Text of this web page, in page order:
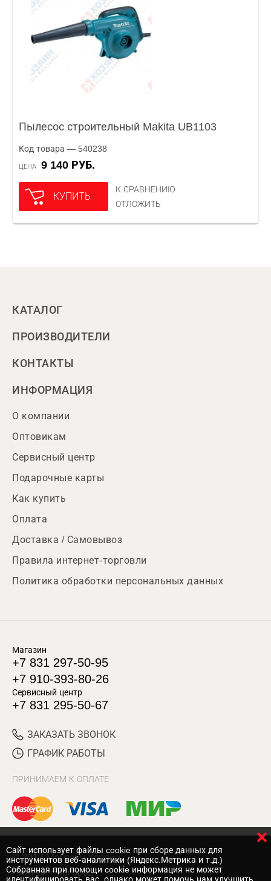
Пылесос строительный Makita UB1103
Код товара — 540238
ЦЕНА 9 140 РУБ.
КУПИТЬ
К СРАВНЕНИЮ
ОТЛОЖИТЬ
КАТАЛОГ
ПРОИЗВОДИТЕЛИ
КОНТАКТЫ
ИНФОРМАЦИЯ
О компании
Оптовикам
Сервисный центр
Подарочные карты
Как купить
Оплата
Доставка / Самовывоз
Правила интернет-торговли
Политика обработки персональных данных
Магазин
+7 831 297-50-95
+7 910-393-80-26
Сервисный центр
+7 831 295-50-67
ЗАКАЗАТЬ ЗВОНОК
ГРАФИК РАБОТЫ
ПРИНИМАЕМ К ОПЛАТЕ
© 2017 Магазин Хозяин
Нижний Новгород
Cайт использует файлы cookie при сборе данных для
инструментов веб-аналитики (Яндекс.Метрика и т.д.)
Собранная при помощи cookie информация не может